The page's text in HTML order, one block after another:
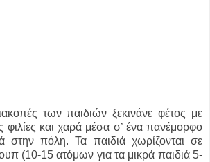
των παιδιών ξεκινάνε φέτος με
φιλίες και χαρά μέσα σ’ ένα πανέμορφο
στην πόλη. Τα παιδιά χωρίζονται σε
(10-15 ατόμων για τα μικρά παιδιά 5-